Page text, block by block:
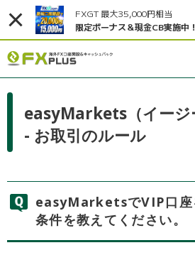
FXGT 最大35,000円相当
限定ボーナス＆現金CB実施中！
easyMarkets（イージ
- お取引のルール
easyMarketsでVIP口座
条件を教えてください。